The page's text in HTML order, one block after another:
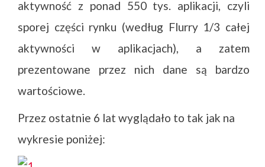
aktywność z ponad 550 tys. aplikacji, czyli
sporej części rynku (według Flurry 1/3 całej
aktywności w aplikacjach), a zatem
prezentowane przez nich dane są bardzo
wartościowe.
Przez ostatnie 6 lat wyglądało to tak jak na
wykresie poniżej: